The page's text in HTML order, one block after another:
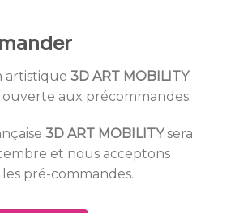
artistique3D ART MOBILITY
ouverte aux précommandes.
3D ART MOBILITYsera
et nous acceptons
pré-commandes.